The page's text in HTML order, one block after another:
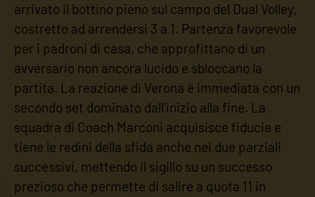
arrivato il bottino pieno sul campo del Dual Volley,
costretto ad arrendersi 3 a 1. Partenza favorevole
per i padroni di casa, che approfittano di un
avversario non ancora lucido e sbloccano la
partita. La reazione di Verona è immediata con un
secondo set dominato dall'inizio alla fine. La
squadra di Coach Marconi acquisisce fiducia e
tiene le redini della sfida anche nei due parziali
successivi, mettendo il sigillo su un successo
prezioso che permette di salire a quota 11 in